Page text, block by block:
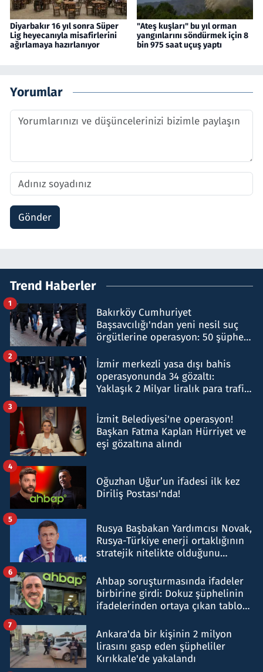
Diyarbakır 16 yıl sonra Süper
Lig heyecanıyla misafirlerini
ağırlamaya hazırlanıyor
"Ateş kuşları" bu yıl orman
yangınlarını söndürmek için 8
bin 975 saat uçuş yaptı
Yorumlar
Gönder
Trend Haberler
Bakırköy Cumhuriyet
Başsavcılığı'ndan yeni nesil suç
örgütlerine operasyon: 50 şüpheli
1
İzmir merkezli yasa dışı bahis
operasyonunda 34 gözaltı:
Yaklaşık 2 Milyar liralık para trafiği
2
İzmit Belediyesi'ne operasyon!
Başkan Fatma Kaplan Hürriyet ve
eşi gözaltına alındı
3
Oğuzhan Uğur’un ifadesi ilk kez
Diriliş Postası'nda!
4
Rusya Başbakan Yardımcısı Novak,
Rusya-Türkiye enerji ortaklığının
stratejik nitelikte olduğunu
5
Ahbap soruşturmasında ifadeler
birbirine girdi: Dokuz şüphelinin
ifadelerinden ortaya çıkan tablo
6
Ankara'da bir kişinin 2 milyon
lirasını gasp eden şüpheliler
Kırıkkale'de yakalandı
7